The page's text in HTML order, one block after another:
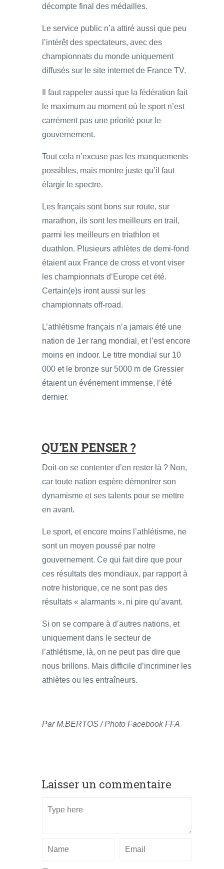
décompte final des médailles.
Le service public n’a attiré aussi que peu
l’intérêt des spectateurs, avec des
championnats du monde uniquement
diffusés sur le site internet de France TV.
Il faut rappeler aussi que la fédération fait
le maximum au moment où le sport n’est
carrément pas une priorité pour le
gouvernement.
Tout cela n’excuse pas les manquements
possibles, mais montre juste qu’il faut
élargir le spectre.
Les français sont bons sur route, sur
marathon, ils sont les meilleurs en trail,
parmi les meilleurs en triathlon et
duathlon. Plusieurs athlètes de demi-fond
étaient aux France de cross et vont viser
les championnats d’Europe cet été.
Certain(e)s iront aussi sur les
championnats off-road.
L’athlétisme français n’a jamais été une
nation de 1er rang mondial, et l’est encore
moins en indoor. Le titre mondial sur 10
000 et le bronze sur 5000 m de Gressier
étaient un événement immense, l’été
dernier.
QU’EN PENSER ?
Doit-on se contenter d’en rester là ? Non,
car toute nation espère démontrer son
dynamisme et ses talents pour se mettre
en avant.
Le sport, et encore moins l’athlétisme, ne
sont un moyen poussé par notre
gouvernement. Ce qui fait dire que pour
ces résultats des mondiaux, par rapport à
notre historique, ce ne sont pas des
résultats « alarmants », ni pire qu’avant.
Si on se compare à d’autres nations, et
uniquement dans le secteur de
l’athlétisme, là, on ne peut pas dire que
nous brillons. Mais difficile d’incriminer les
athlètes ou les entraîneurs.
Par M.BERTOS / Photo Facebook FFA
Laisser un commentaire